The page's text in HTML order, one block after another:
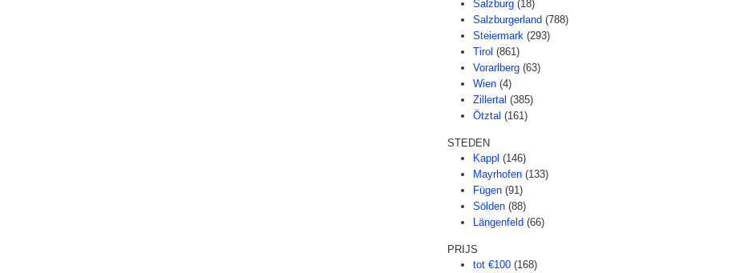
Salzburg (18)
Salzburgerland (788)
Steiermark (293)
Tirol (861)
Vorarlberg (63)
Wien (4)
Zillertal (385)
Ötztal (161)
STEDEN
Kappl (146)
Mayrhofen (133)
Fügen (91)
Sölden (88)
Längenfeld (66)
PRIJS
tot €100 (168)